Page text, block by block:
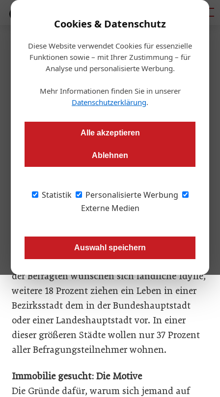
Cookies & Datenschutz
Diese Website verwendet Cookies für essenzielle
Funktionen sowie – mit Ihrer Zustimmung – für
Analyse und personalisierte Werbung.
Mehr Informationen finden Sie in unserer
Datenschutzerklärung.
Alle akzeptieren
Ablehnen
Statistik
Personalisierte Werbung
Externe Medien
Auswahl speichern
Startseite/Aktuelles
Wie die Österreicher wohnen
wollen
Die Idylle auf dem Land beschert den Österreichern
offensichtlich das größte ­Wohnglück. Aber auch pulsierende
Ergebnisse einer aktuellen Befragung von s Real und
ginge es nur nach ihren Wünschen, auch 2015
am liebsten auf dem Land leben: 45 Prozent
der Befragten wünschen sich ländliche Idylle,
weitere 18 Prozent ziehen ein Leben in einer
Bezirksstadt dem in der Bundeshauptstadt
oder einer Landeshauptstadt vor. In einer
dieser größeren Städte wollen nur 37 Prozent
aller Befragungsteilnehmer wohnen.
Immobilie gesucht: Die Motive
Die Gründe dafür, warum sich jemand auf